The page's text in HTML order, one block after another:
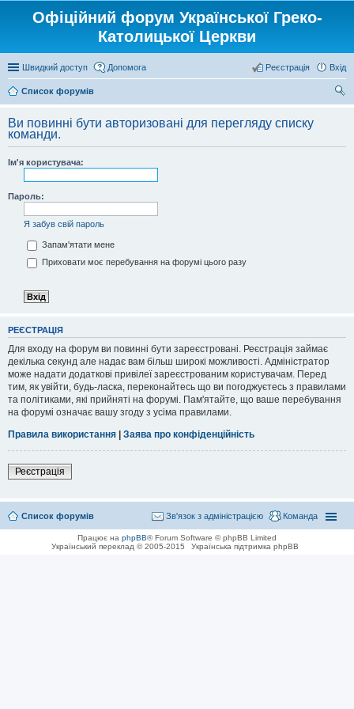
Офіційний форум Української Греко-
Католицької Церкви
Швидкий доступ Допомога Вхід
Реєстрація
Список форумів
Ви повинні бути авторизовані для перегляду списку
команди.
Ім'я користувача:
Пароль:
Я забув свій пароль
Запам'ятати мене
Приховати моє перебування на форумі цього разу
РЕЄСТРАЦІЯ
Для входу на форум ви повинні бути зареєстровані. Реєстрація займає
декілька секунд але надає вам більш широкі можливості. Адміністратор
може надати додаткові привілеї зареєстрованим користувачам. Перед
тим, як увійти, будь-ласка, переконайтесь що ви погоджуєтесь з правилами
та політиками, які прийняті на форумі. Пам'ятайте, що ваше перебування
на форумі означає вашу згоду з усіма правилами.
Правила використання | Заява про конфіденційність
Реєстрація
Список форумів Команда
Зв'язок з адміністрацією
Працює на phpBB® Forum Software © phpBB Limited
Український переклад © 2005-2015
Українська підтримка phpBB